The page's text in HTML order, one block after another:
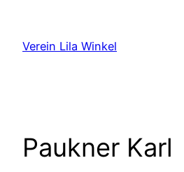
springen
Verein Lila Winkel
Paukner Karl